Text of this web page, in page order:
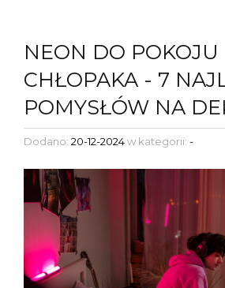
NEON DO POKOJU
CHŁOPAKA - 7
POMYSŁÓW NA
Dodano: 20-12-2024w kategorii: -